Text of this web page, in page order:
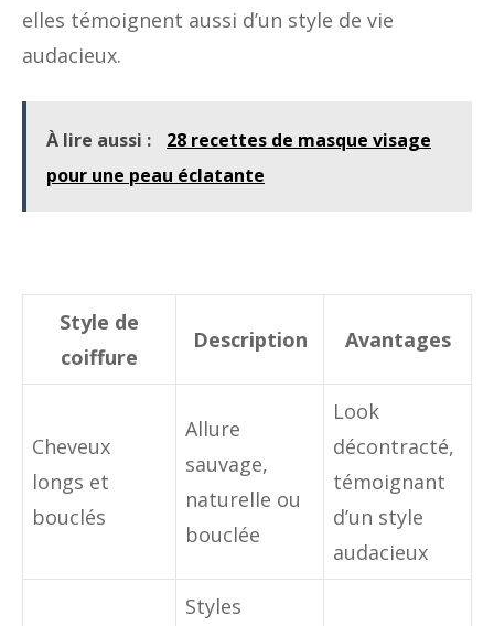
elles témoignent aussi d’un style de vie
audacieux.
À lire aussi :
28 recettes de masque visage
pour une peau éclatante
Style de
coiffure
Description Avantages
Cheveux
longs et
bouclés
Allure
sauvage,
naturelle ou
bouclée
Look
décontracté,
témoignant
d’un style
audacieux
Styles